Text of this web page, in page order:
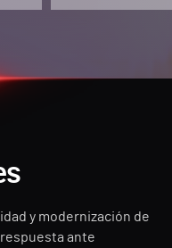
y modernización de
ante